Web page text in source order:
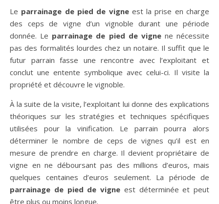
Le parrainage de pied de vigneest la prise en charge
des ceps de vigne d’un vignoble durant une période
donnée. Le parrainage de pied de vignene nécessite
pas des formalités lourdes chez un notaire. Il suffit que le
futur parrain fasse une rencontre avec l’exploitant et
conclut une entente symbolique avec celui-ci. Il visite la
propriété et découvre le vignoble.
À la suite de la visite, l’exploitant lui donne des explications
théoriques sur les stratégies et techniques spécifiques
utilisées pour la vinification. Le parrain pourra alors
déterminer le nombre de ceps de vignes qu’il est en
mesure de prendre en charge. Il devient propriétaire de
vigne en ne déboursant pas des millions d’euros, mais
quelques centaines d’euros seulement. La période de
parrainage de pied de vigne est déterminée et peut
être plus ou moins longue.